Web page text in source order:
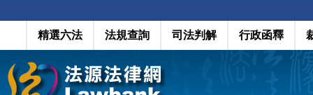
精選六法 法規查詢 司法判解 行政函釋